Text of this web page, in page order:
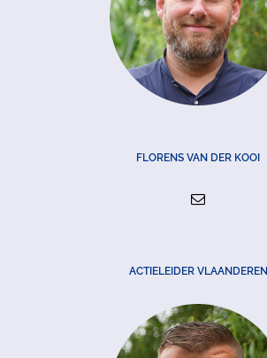
FLORENS VAN DER KOOI
ACTIELEIDER VLAANDEREN